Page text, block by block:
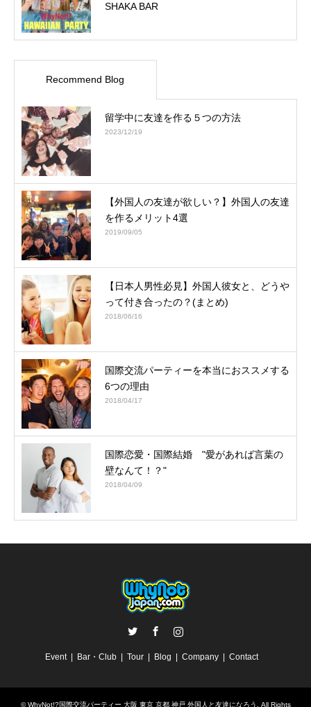
SHAKA BAR
Recommend Blog
留学中に友達を作る５つの方法
2023/12/19
【外国人の友達が欲しい？】外国人の友達
を作るメリット4選
2019/09/05
【日本人男性必見】外国人彼女と、どうや
って付き合ったの？(まとめ)
2018/06/16
国際交流パーティーを本当におススメする
6つの理由
2018/04/17
国際恋愛・国際結婚 "愛があれば言葉の
壁なんて！？"
2018/04/09
Event Bar・Club Tour Blog Company Contact
©WhyNot!?国際交流パーティー 大阪 東京 京都 神戸 外国人と友達になろう. All Rights